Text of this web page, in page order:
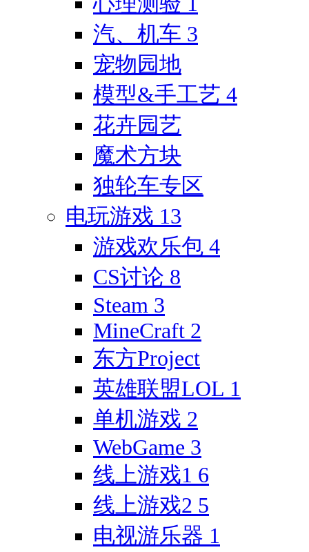
汽、机车 3
宠物园地
模型&手工艺 4
花卉园艺
魔术方块
独轮车专区
电玩游戏 13
游戏欢乐包 4
CS讨论 8
Steam 3
MineCraft 2
东方Project
英雄联盟LOL 1
单机游戏 2
WebGame 3
线上游戏1 6
线上游戏2 5
电视游乐器 1